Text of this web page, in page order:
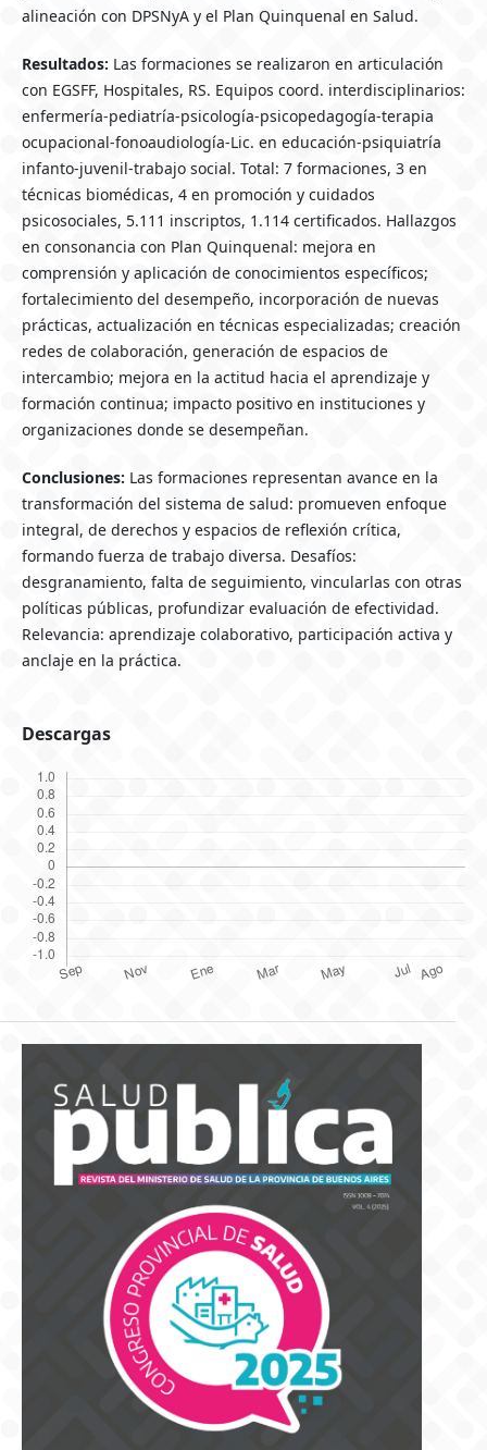
alineación con DPSNyA y el Plan Quinquenal en Salud.
Resultados: Las formaciones se realizaron en articulación
con EGSFF, Hospitales, RS. Equipos coord. interdisciplinarios:
enfermería-pediatría-psicología-psicopedagogía-terapia
ocupacional-fonoaudiología-Lic. en educación-psiquiatría
infanto-juvenil-trabajo social. Total: 7 formaciones, 3 en
técnicas biomédicas, 4 en promoción y cuidados
psicosociales, 5.111 inscriptos, 1.114 certificados. Hallazgos
en consonancia con Plan Quinquenal: mejora en
comprensión y aplicación de conocimientos específicos;
fortalecimiento del desempeño, incorporación de nuevas
prácticas, actualización en técnicas especializadas; creación
redes de colaboración, generación de espacios de
intercambio; mejora en la actitud hacia el aprendizaje y
formación continua; impacto positivo en instituciones y
organizaciones donde se desempeñan.
Conclusiones: Las formaciones representan avance en la
transformación del sistema de salud: promueven enfoque
integral, de derechos y espacios de reflexión crítica,
formando fuerza de trabajo diversa. Desafíos:
desgranamiento, falta de seguimiento, vincularlas con otras
políticas públicas, profundizar evaluación de efectividad.
Relevancia: aprendizaje colaborativo, participación activa y
anclaje en la práctica.
Descargas